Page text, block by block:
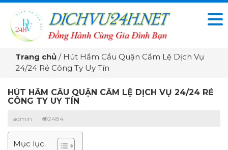
Trang chủ / Hút Hầm Cầu Quận Cẩm Lệ Dịch Vụ
24/24 Rẻ Công Ty Uy Tín
HÚT HẦM CẦU QUẬN CẨM LỆ DỊCH VỤ 24/24 RẺ
CÔNG TY UY TÍN
admin 2484
Mục lục